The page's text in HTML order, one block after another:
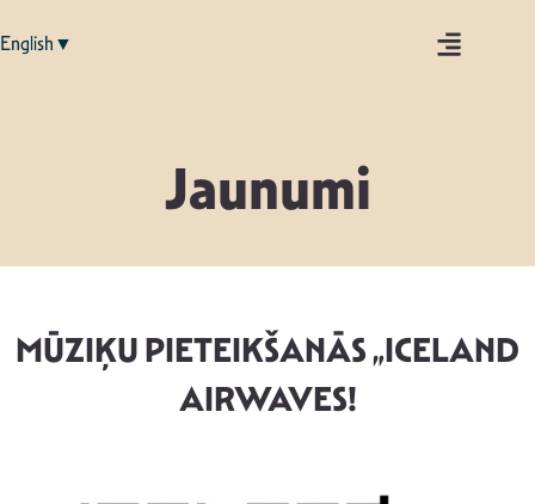
English▼
Jaunumi
MŪZIĶU PIETEIKŠANĀS „ICELAND
AIRWAVES!